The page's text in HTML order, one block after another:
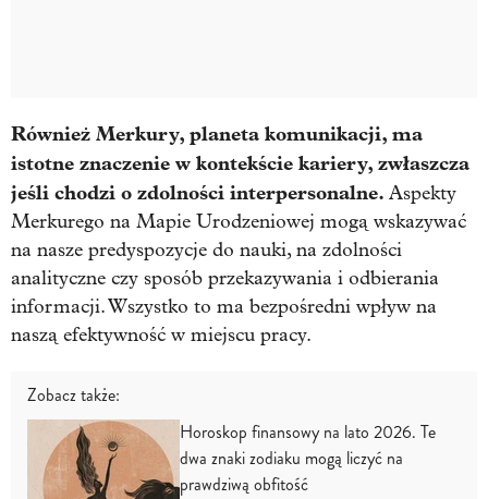
Również Merkury, planeta komunikacji, ma
istotne znaczenie w kontekście kariery, zwłaszcza
jeśli chodzi o zdolności interpersonalne. Aspekty
Merkurego na Mapie Urodzeniowej mogą wskazywać
na nasze predyspozycje do nauki, na zdolności
analityczne czy sposób przekazywania i odbierania
informacji. Wszystko to ma bezpośredni wpływ na
naszą efektywność w miejscu pracy.
Zobacz także:
Horoskop finansowy na lato 2026. Te
dwa znaki zodiaku mogą liczyć na
prawdziwą obfitość